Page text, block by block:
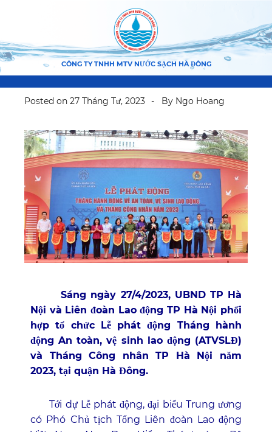
CÔNG TY TNHH MTV NƯỚC SẠCH HÀ ĐÔNG
Posted on 27 Tháng Tư, 2023 By Ngo Hoang
Sáng ngày 27/4/2023, UBND TP Hà
Nội và Liên đoàn Lao động TP Hà Nội phối
hợp tổ chức Lễ phát động Tháng hành
động An toàn, vệ sinh lao động (ATVSLĐ)
và Tháng Công nhân TP Hà Nội năm
2023, tại quận Hà Đông.
Tới dự Lễ phát động, đại biểu Trung ương
có Phó Chủ tịch Tổng Liên đoàn Lao động